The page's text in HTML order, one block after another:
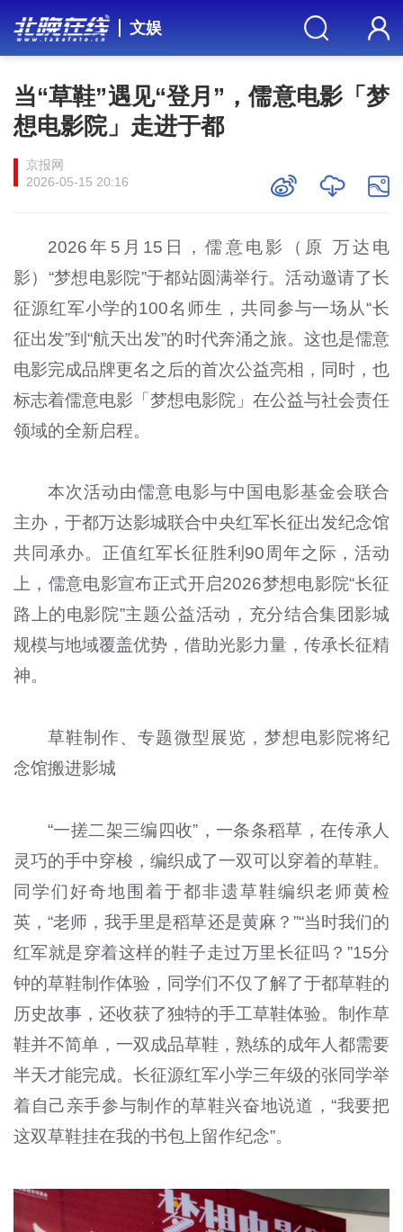
文娱
当“草鞋”遇见“登月”，儒意电影「梦
想电影院」走进于都
京报网
2026-05-15 20:16
2026年5月15日，儒意电影（原 万达电
影）“梦想电影院”于都站圆满举行。活动邀请了长
征源红军小学的100名师生，共同参与一场从“长
征出发”到“航天出发”的时代奔涌之旅。这也是儒意
电影完成品牌更名之后的首次公益亮相，同时，也
标志着儒意电影「梦想电影院」在公益与社会责任
领域的全新启程。
本次活动由儒意电影与中国电影基金会联合
主办，于都万达影城联合中央红军长征出发纪念馆
共同承办。正值红军长征胜利90周年之际，活动
上，儒意电影宣布正式开启2026梦想电影院“长征
路上的电影院”主题公益活动，充分结合集团影城
规模与地域覆盖优势，借助光影力量，传承长征精
神。
草鞋制作、专题微型展览，梦想电影院将纪
念馆搬进影城
“一搓二架三编四收”，一条条稻草，在传承人
灵巧的手中穿梭，编织成了一双可以穿着的草鞋。
同学们好奇地围着于都非遗草鞋编织老师黄检
英，“老师，我手里是稻草还是黄麻？”“当时我们的
红军就是穿着这样的鞋子走过万里长征吗？”15分
钟的草鞋制作体验，同学们不仅了解了于都草鞋的
历史故事，还收获了独特的手工草鞋体验。制作草
鞋并不简单，一双成品草鞋，熟练的成年人都需要
半天才能完成。长征源红军小学三年级的张同学举
着自己亲手参与制作的草鞋兴奋地说道，“我要把
这双草鞋挂在我的书包上留作纪念”。